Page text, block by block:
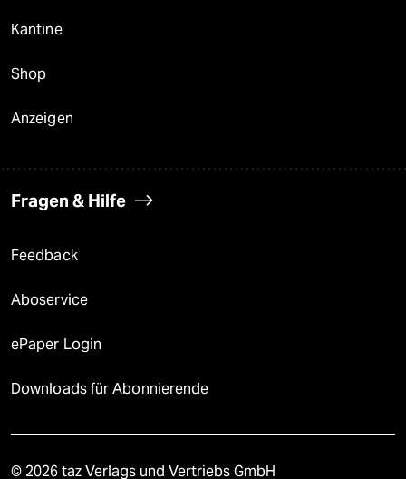
Kantine
Shop
Anzeigen
Fragen & Hilfe
Feedback
Aboservice
ePaper Login
Downloads für Abonnierende
© 2026 taz Verlags und Vertriebs GmbH